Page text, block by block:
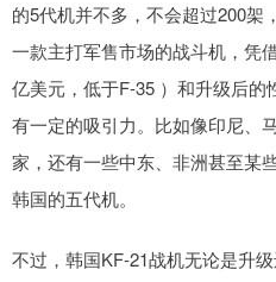
的5代机并不多，不会超过200架
一款主打军售市场的战斗机，凭
亿美元，低于F-35 ）和升级后
有一定的吸引力。比如像印尼、
家，还有一些中东、非洲甚至某
韩国的五代机。
不过，韩国KF-21战机无论是升